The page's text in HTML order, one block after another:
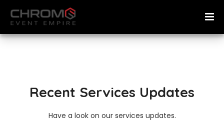
Recent Services Updates
Have a look on our services updates.